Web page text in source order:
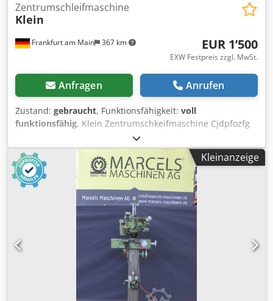
Frankfurt am Main 367 km
Zentrumschleifmaschine
Klein
EUR 1’500
EXW Festpreis zzgl. MwSt.
Anfragen Anrufen
Zustand: gebraucht, Funktionsfähigkeit: voll
funktionsfähig, Klein Zentrumschkeifmaschine Cjdpfozfg
Shjx Ab Eerf Baujahr: ungekannt Maschine ist voll
funktionsfähig
Kleinanzeige